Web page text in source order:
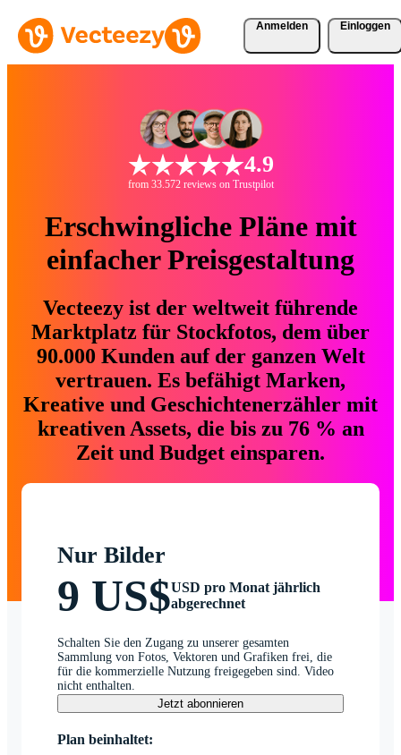
Anmelden Einloggen
4.9
from 33.572 reviews on Trustpilot
Erschwingliche Pläne mit
einfacher Preisgestaltung
Vecteezy ist der weltweit führende
Marktplatz für Stockfotos, dem über
90.000 Kunden auf der ganzen Welt
vertrauen. Es befähigt Marken,
Kreative und Geschichtenerzähler mit
kreativen Assets, die bis zu 76 % an
Zeit und Budget einsparen.
Nur Bilder
9 US$USD pro Monat jährlich
abgerechnet
Schalten Sie den Zugang zu unserer gesamten
Sammlung von Fotos, Vektoren und Grafiken frei, die
für die kommerzielle Nutzung freigegeben sind. Video
nicht enthalten.
Jetzt abonnieren
Plan beinhaltet: